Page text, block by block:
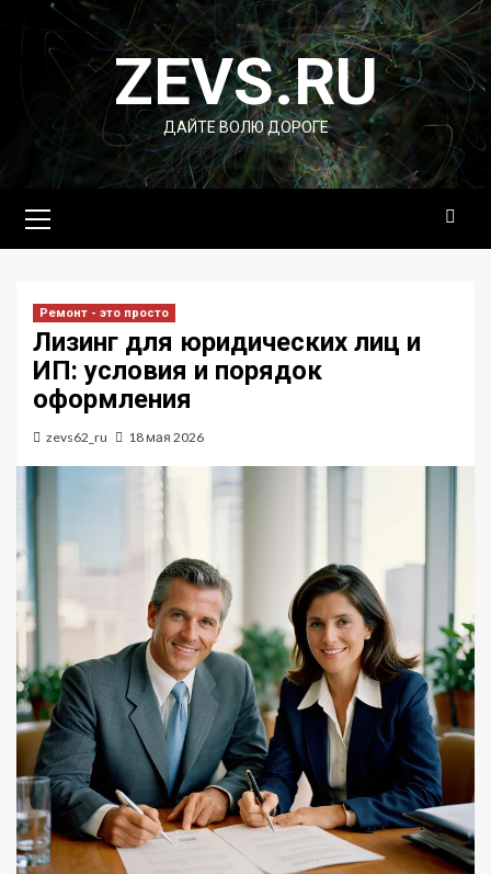
Перейти
содержимомуZEVS.RU
ДАЙТЕ ВОЛЮ ДОРОГЕ
меню
Ремонт - это просто
Лизинг для юридических лиц и
ИП: условия и порядок
оформления
zevs62_ru 18 мая 2026